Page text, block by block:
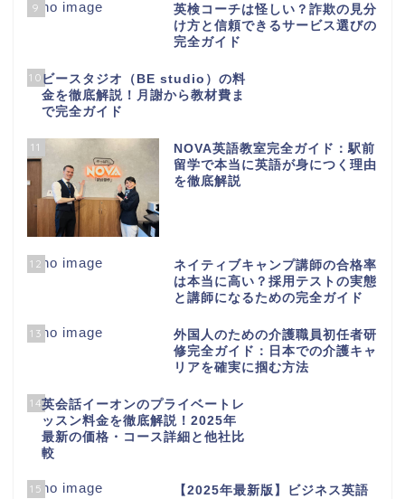
9
英検コーチは怪しい？詐欺の見分
け方と信頼できるサービス選びの
完全ガイド
10 ビースタジオ（BE studio）の料
金を徹底解説！月謝から教材費ま
で完全ガイド
11
NOVA英語教室完全ガイド：駅前
留学で本当に英語が身につく理由
を徹底解説
12
ネイティブキャンプ講師の合格率
は本当に高い？採用テストの実態
と講師になるための完全ガイド
13
外国人のための介護職員初任者研
修完全ガイド：日本での介護キャ
リアを確実に掴む方法
14英会話イーオンのプライベートレ
ッスン料金を徹底解説！2025年
最新の価格・コース詳細と他社比
較
15
【2025年最新版】ビジネス英語